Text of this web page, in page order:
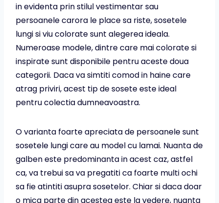
in evidenta prin stilul vestimentar sau
persoanele carora le place sa riste, sosetele
lungi si viu colorate sunt alegerea ideala.
Numeroase modele, dintre care mai colorate si
inspirate sunt disponibile pentru aceste doua
categorii. Daca va simtiti comod in haine care
atrag priviri, acest tip de sosete este ideal
pentru colectia dumneavoastra.
O varianta foarte apreciata de persoanele sunt
sosetele lungi care au model cu lamai. Nuanta de
galben este predominanta in acest caz, astfel
ca, va trebui sa va pregatiti ca foarte multi ochi
sa fie atintiti asupra sosetelor. Chiar si daca doar
o mica parte din acestea este la vedere, nuanta